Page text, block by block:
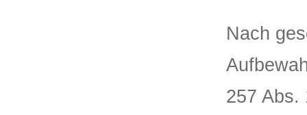
Nach
257 Abs.